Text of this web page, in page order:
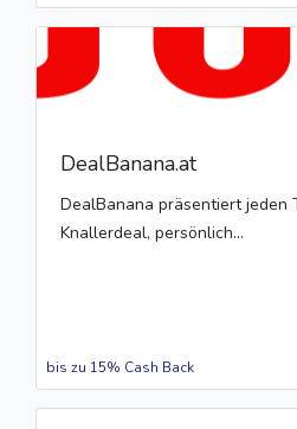
DealBanana.at
DealBanana präsentiert jeden
Knallerdeal, persönlich...
bis zu 15% Cash Back